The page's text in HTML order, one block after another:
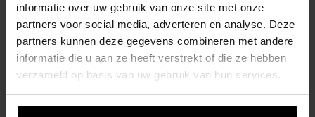
informatie over uw gebruik van onze site met onze
partners voor social media, adverteren en analyse. Deze
partners kunnen deze gegevens combineren met andere
informatie die u aan ze heeft verstrekt of die ze hebben
verzameld op basis van uw gebruik van hun services.